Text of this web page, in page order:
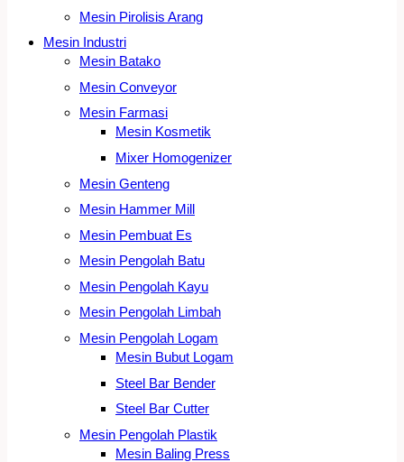
Mesin Pirolisis Arang
Mesin Industri
Mesin Batako
Mesin Conveyor
Mesin Farmasi
Mesin Kosmetik
Mixer Homogenizer
Mesin Genteng
Mesin Hammer Mill
Mesin Pembuat Es
Mesin Pengolah Batu
Mesin Pengolah Kayu
Mesin Pengolah Limbah
Mesin Pengolah Logam
Mesin Bubut Logam
Steel Bar Bender
Steel Bar Cutter
Mesin Pengolah Plastik
Mesin Baling Press